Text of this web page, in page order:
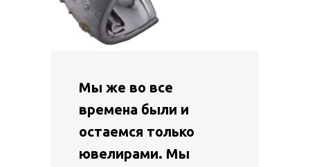
Мы же во все
времена были и
остаемся только
ювелирами. Мы